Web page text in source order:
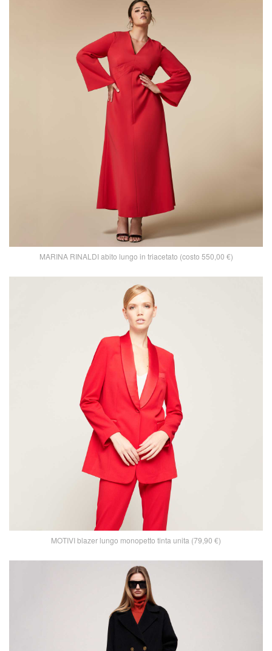
MARINA RINALDI abito lungo in triacetato (costo 550,00 €)
MOTIVI blazer lungo monopetto tinta unita (79,90 €)